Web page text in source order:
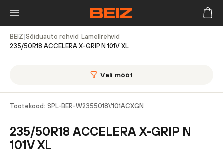
BEIZ Sõiduauto rehvid Lamellrehvid
235/50R18 ACCELERA X-GRIP N 101V XL
Vali mõõt
Tootekood: SPL-BER-W2355018V101ACXGN
235/50R18 ACCELERA X-GRIP N
101V XL